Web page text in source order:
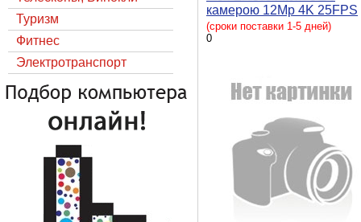
Туризм
Фитнес
Электротранспорт
камерою 12Mp 4K 25FPS
(APM1410611) вага - 249
максимальна швидкість -
супутникові системи
позиціонування - GPS,
матриця - 1/3", камера - з
(сроки поставки 1-5 дней)
0